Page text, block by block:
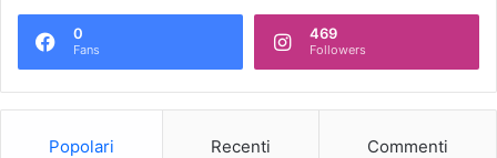
0
Fans
469
Followers
Popolari Recenti Commenti